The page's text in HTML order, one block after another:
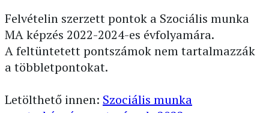
Felvételin szerzett pontok a Szociális munka
MA képzés 2022-2024-es évfolyamára.
A feltüntetett pontszámok nem tartalmazzák
a többletpontokat.
Letölthető innen: Szociális munka